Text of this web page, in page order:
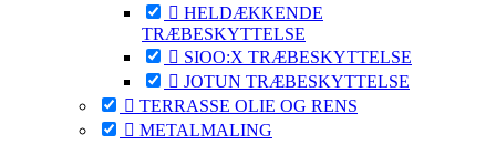
 HELDÆKKENDE
TRÆBESKYTTELSE
 SIOO:X TRÆBESKYTTELSE
 JOTUN TRÆBESKYTTELSE
 TERRASSE OLIE OG RENS
 METALMALING